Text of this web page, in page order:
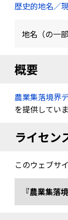
歴史的地名／
地名（の一
概要
農業集落境界
を提供していま
ライセン
このウェブサ
『農業集落